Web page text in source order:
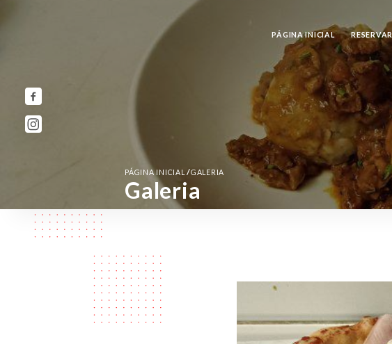
PÁGINA INICIAL RESERVAR
PÁGINA INICIAL/GALERIA
Galeria